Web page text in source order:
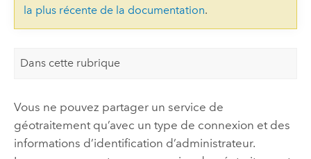
la plus récente de la documentation.
Dans cette rubrique
Vous ne pouvez partager un service de
géotraitement qu’avec un type de connexion et des
informations d’identification d’administrateur.